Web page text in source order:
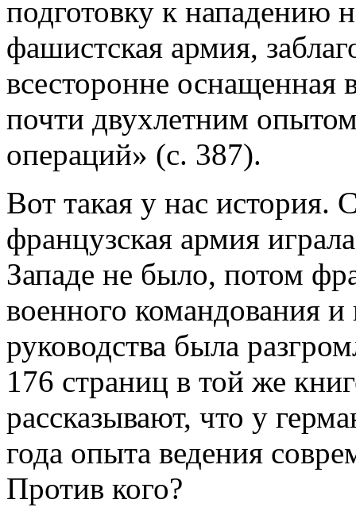
подготовку к нападению
фашистская армия,
всесторонне оснащенная
почти двухлетним
операций» (с. 387).
Вот такая у нас история.
французская армия
Западе не было, потом
военного командования и
руководства была
176 страниц в той же
рассказывают, что у
года опыта ведения
Против кого?